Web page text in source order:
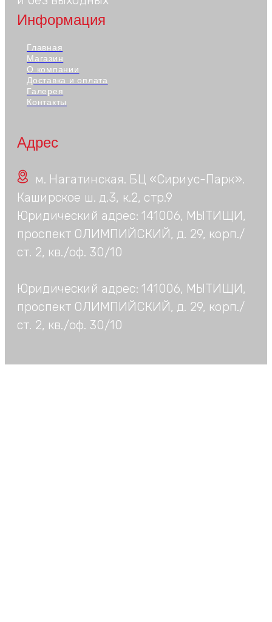
Информация
Главная
Магазин
О компании
Доставка и оплата
Галерея
Контакты
Адрес
м. Нагатинская. БЦ «Сириус-Парк».
Каширское ш. д.3, к.2, стр.9
Юридический адрес: 141006, МЫТИЩИ,
проспект ОЛИМПИЙСКИЙ, д. 29, корп./
ст. 2, кв./оф. 30/10
Юридический адрес: 141006, МЫТИЩИ,
проспект ОЛИМПИЙСКИЙ, д. 29, корп./
ст. 2, кв./оф. 30/10